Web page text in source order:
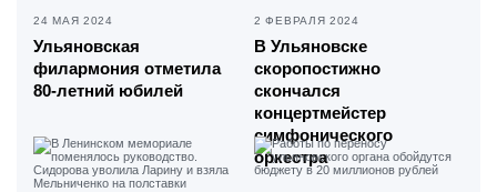
24 МАЯ 2024
Ульяновская
филармония отметила
80-летний юбилей
2 ФЕВРАЛЯ 2024
В Ульяновске
скоропостижно
скончался
концертмейстер
симфонического
оркестра